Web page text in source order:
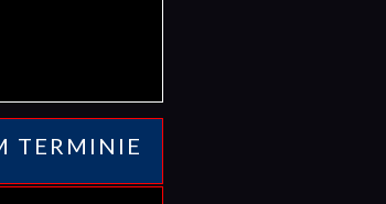
TERMINIE